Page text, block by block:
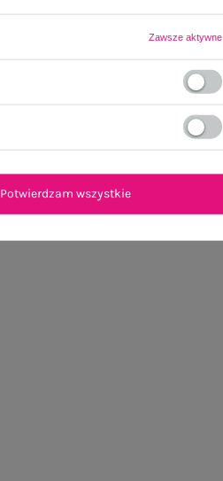
Zawsze aktywne
Potwierdzam wszystkie